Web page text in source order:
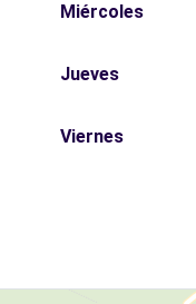
Miércoles
Jueves
Viernes